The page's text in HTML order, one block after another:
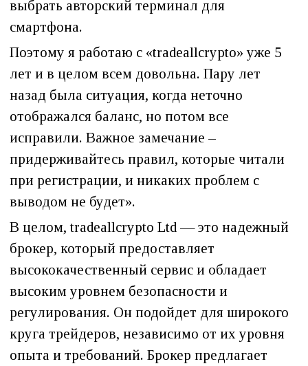
выбрать авторский терминал для
смартфона.
Поэтому я работаю с «tradeallcrypto» уже 5
лет и в целом всем довольна. Пару лет
назад была ситуация, когда неточно
отображался баланс, но потом все
исправили. Важное замечание –
придерживайтесь правил, которые читали
при регистрации, и никаких проблем с
выводом не будет».
В целом, tradeallcrypto Ltd — это надежный
брокер, который предоставляет
высококачественный сервис и обладает
высоким уровнем безопасности и
регулирования. Он подойдет для широкого
круга трейдеров, независимо от их уровня
опыта и требований. Брокер предлагает